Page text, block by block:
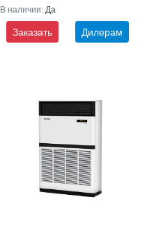
В наличии: Да
Заказать Дилерам